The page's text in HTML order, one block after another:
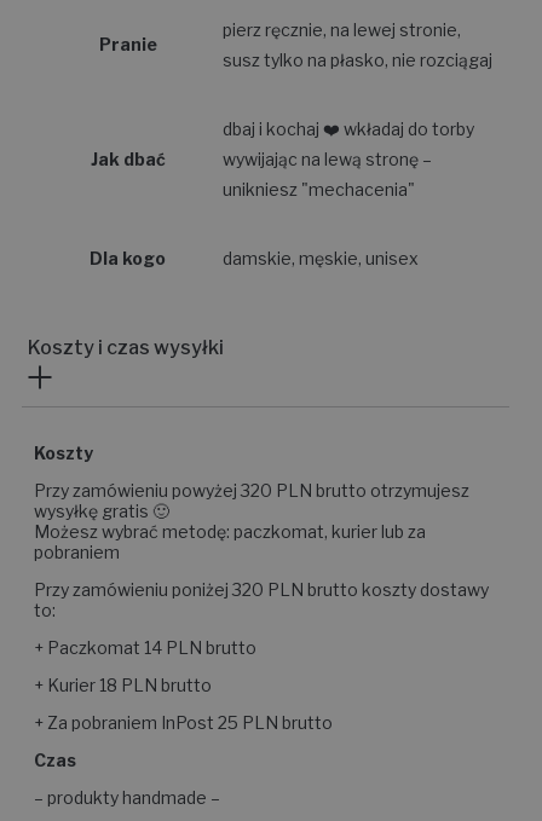
Pranie
pierz ręcznie, na lewej stronie,
susz tylko na płasko, nie rozciągaj
Jak dbać
dbaj i kochaj ❤️ wkładaj do torby
wywijając na lewą stronę –
unikniesz "mechacenia"
Dla kogo damskie, męskie, unisex
Koszty i czas wysyłki
Koszty
Przy zamówieniu powyżej 320 PLN brutto otrzymujesz
wysyłkę gratis 🙂
Możesz wybrać metodę: paczkomat, kurier lub za
pobraniem
Przy zamówieniu poniżej 320 PLN brutto koszty dostawy
to:
+ Paczkomat 14 PLN brutto
+ Kurier 18 PLN brutto
+ Za pobraniem InPost 25 PLN brutto
Czas
– produkty handmade –